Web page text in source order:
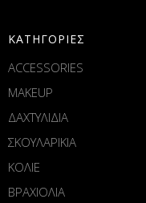
ΚΑΤΗΓΟΡΙΕΣ
ACCESSORIES
MAKEUP
ΔΑΧΤΥΛΙΔΙΑ
ΣΚΟΥΛΑΡΙΚΙΑ
ΚΟΛΙΕ
ΒΡΑΧΙΟΛΙΑ